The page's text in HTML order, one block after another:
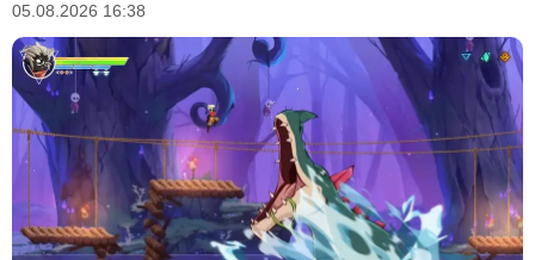
05.08.2026 16:38